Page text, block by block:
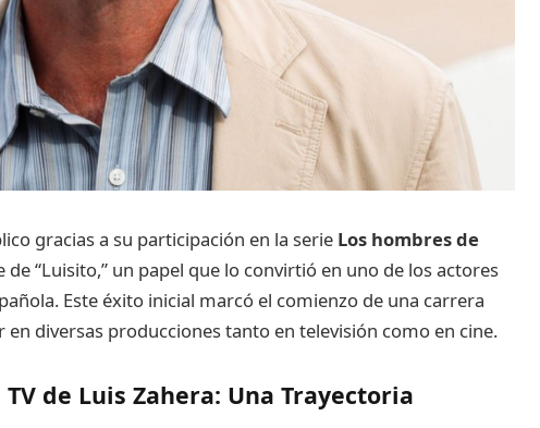
gracias a su participación en la serie Los hombres de
“Luisito,” un papel que lo convirtió en uno de los actores
Este éxito inicial marcó el comienzo de una carrera
diversas producciones tanto en televisión como en cine.
de Luis Zahera: Una Trayectoria